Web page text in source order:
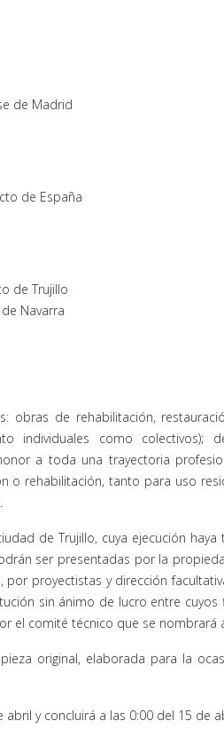
de Madrid
de España
de Trujillo
Navarra
obras de rehabilitación,
individuales como colectivos);
a toda una trayectoria
o rehabilitación, tanto para uso
de Trujillo, cuya ejecución haya
ser presentadas por la
proyectistas y dirección
sin ánimo de lucro entre cuyos
el comité técnico que se nombrará
original, elaborada para la
y concluirá a las 0:00 del 15 de